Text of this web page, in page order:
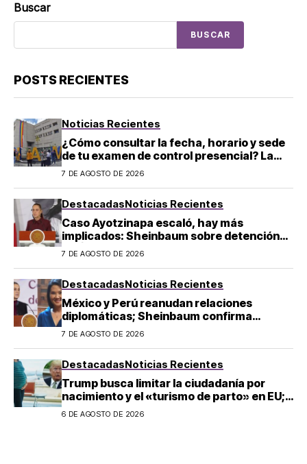
Buscar
BUSCAR
POSTS RECIENTES
Noticias Recientes
¿Cómo consultar la fecha, horario y sede
de tu examen de control presencial? La
UNAM da pasos a seguir
7 DE AGOSTO DE 2026
DestacadasNoticias Recientes
Caso Ayotzinapa escaló, hay más
implicados: Sheinbaum sobre detención
de Ángel Aguirre
7 DE AGOSTO DE 2026
DestacadasNoticias Recientes
México y Perú reanudan relaciones
diplomáticas; Sheinbaum confirma
llegada de Betssy Chávez al país
7 DE AGOSTO DE 2026
DestacadasNoticias Recientes
Trump busca limitar la ciudadanía por
nacimiento y el «turismo de parto» en EU;
¿a quién afecta?
6 DE AGOSTO DE 2026